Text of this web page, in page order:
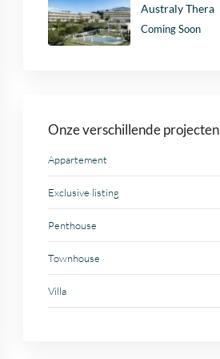
Australy Thera
Coming Soon
Onze verschillende projecten
Appartement
Exclusive listing
Penthouse
Townhouse
Villa